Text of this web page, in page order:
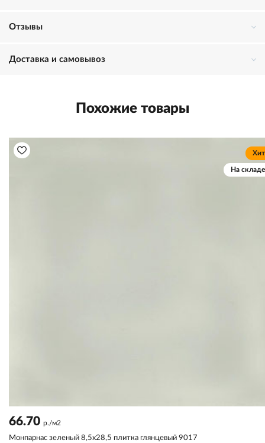
Отзывы
Доставка и самовывоз
Похожие товары
Хит
На складе
66.70 р./м2
Монпарнас зеленый 8,5x28,5 плитка глянцевый 9017